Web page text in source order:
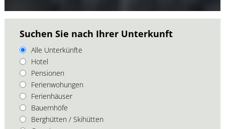
Suchen Sie nach Ihrer Unterkunft
Alle Unterkünfte
Hotel
Pensionen
Ferienwohungen
Ferienhäuser
Bauernhöfe
Berghütten / Skihütten